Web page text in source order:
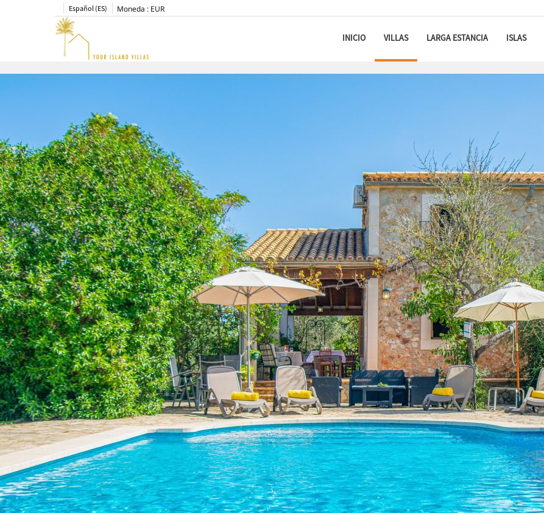
Español (ES) Moneda : EUR
INICIO VILLAS LARGA ESTANCIA ISLAS